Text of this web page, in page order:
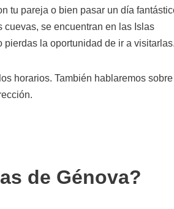
tu pareja o bien pasar un día
cuevas, se encuentran en las Islas
pierdas la oportunidad de ir a
horarios. También hablaremos sobre
de Génova?